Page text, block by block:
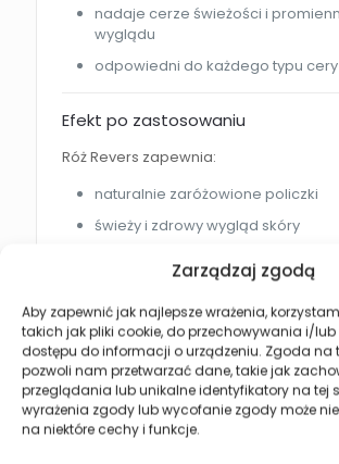
Zarządzaj zgodą
Aby zapewnić jak najlepsze wrażenia,
takich jak pliki cookie, do przechowywania i/
dostępu do informacji o urządzeniu. Zgoda na
pozwoli nam przetwarzać dane, takie jak
przeglądania lub unikalne identyfikatory na tej
wyrażenia zgody lub wycofanie zgody może
na niektóre cechy i funkcje.
nadaje cerze świeżości i
wyglądu
odpowiedni do każdego typu cery
Efekt po zastosowaniu
Róż Revers zapewnia:
naturalnie zaróżowione policzki
świeży i zdrowy wygląd skóry
promienną i wygładzoną cerę
trwały efekt makijażu bez efektu
Jak używać?
Nałóż róż za pomocą pędzla: